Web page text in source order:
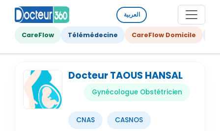
العربية
CareFlow Télémédecine CareFlow Domicile
Docteur TAOUS HANSAL
Gynécologue Obstétricien
CNAS CASNOS